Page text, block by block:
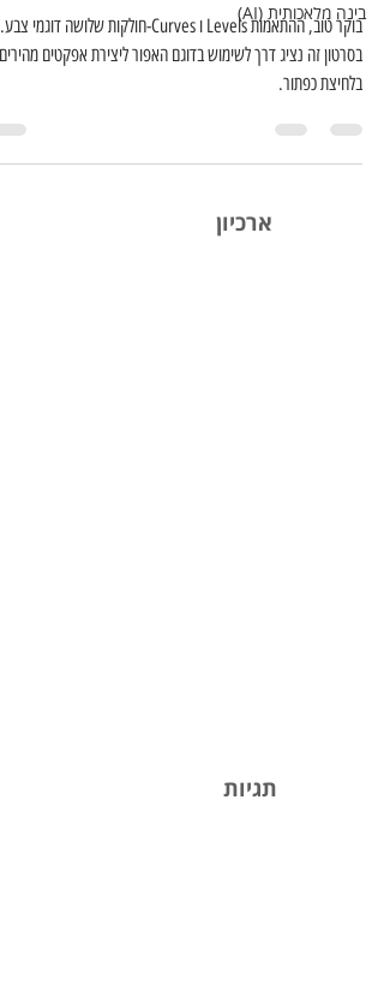
בינה מלאכותית (AI)
בוקר טוב, ההתאמות Levels ו Curves-חולקות שלושה דוגמי צבע.
בסרטון זה נציג דרך לשימוש בדוגם האפור ליצירת אפקטים מהירים
בלחיצת כפתור.
ארכיון
תגיות